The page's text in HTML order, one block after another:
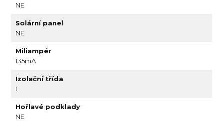
NE
Solární panel
NE
Miliampér
135mA
Izolační třída
I
Hořlavé podklady
NE